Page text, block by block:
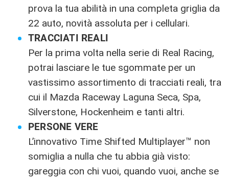
prova la tua abilità in una completa griglia da
22 auto, novità assoluta per i cellulari.
TRACCIATI REALI
Per la prima volta nella serie di Real Racing,
potrai lasciare le tue sgommate per un
vastissimo assortimento di tracciati reali, tra
cui il Mazda Raceway Laguna Seca, Spa,
Silverstone, Hockenheim e tanti altri.
PERSONE VERE
L’innovativo Time Shifted Multiplayer™ non
somiglia a nulla che tu abbia già visto:
gareggia con chi vuoi, quando vuoi, anche se